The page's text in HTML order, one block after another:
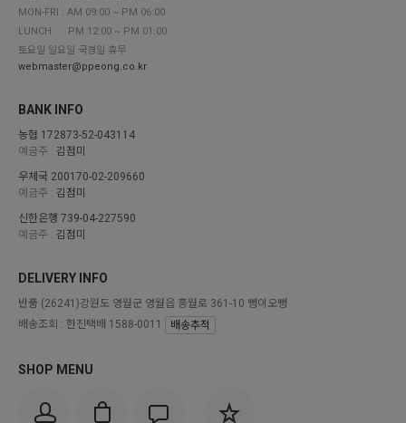
MON-FRI : AM 09:00 ~ PM 06:00
LUNCH : PM 12:00 ~ PM 01:00
토요일 일요일 국경일 휴무
webmaster@ppeong.co.kr
BANK INFO
농협 172873-52-043114
예금주 : 김점미
우체국 200170-02-209660
예금주 : 김점미
신한은행 739-04-227590
예금주 : 김점미
SHOP MENU
DELIVERY INFO
반품 (26241)강원도 영월군 영월읍 흥월로 361-10 뻥이오뻥
배송조회 : 한진택배 1588-0011
배송추적